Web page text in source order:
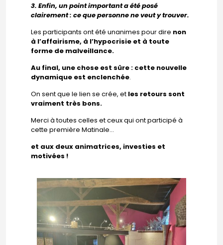
3. Enfin, un point important a été posé
clairement : ce que personne ne veut y trouver.
Les participants ont été unanimes pour dire non
à l’affairisme, à l’hypocrisie et à toute
forme de malveillance.
Au final, une chose est sûre : cette nouvelle
dynamique est enclenchée.
On sent que le lien se crée, et les retours sont
vraiment très bons.
Merci à toutes celles et ceux qui ont participé à
cette première Matinale…
et aux deux animatrices, investies et
motivées !